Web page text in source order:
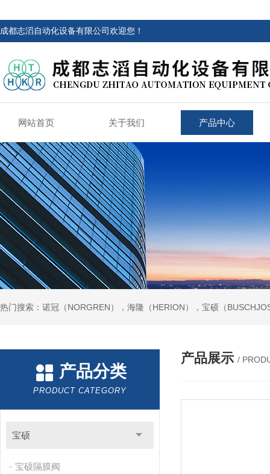
成都志滔自动化设备有限公司欢迎您！
网站首页 关于我们 产品中心
热门搜索：诺冠（NORGREN），海隆（HERION），宝硕（
产品分类
PRODUCT CATEGORY
宝硕
宝硕隔膜阀
产品展示 /